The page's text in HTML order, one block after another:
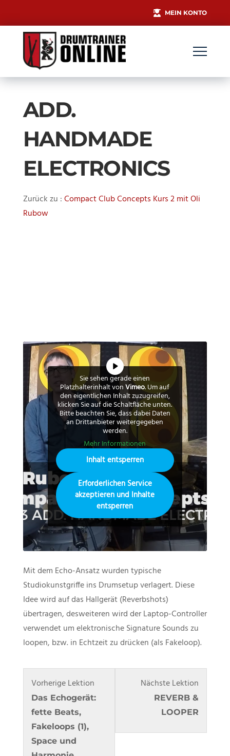
MEIN KONTO
ADD.
HANDMADE
ELECTRONICS
Zurück zu :Compact Club Concepts Kurs 2 mit Oli
Rubow
Sie sehen gerade einen
Platzhalterinhalt vonVimeo. Um auf
den eigentlichen Inhalt zuzugreifen,
klicken Sie auf die Schaltfläche unten.
Bitte beachten Sie, dass dabei Daten
an Drittanbieter weitergegeben
werden.
Mehr Informationen
Inhalt entsperren
Erforderlichen Service
akzeptieren und Inhalte
entsperren
Mit dem Echo-Ansatz wurden typische
Studiokunstgriffe ins Drumsetup verlagert. Diese
Idee wird auf das Hallgerät (Reverbshots)
übertragen, desweiteren wird der Laptop-Controller
verwendet um elektronische Signature Sounds zu
loopen, bzw. in Echtzeit zu drücken (als Fakeloop).
Vorherige Lektion
Das Echogerät:
fette Beats,
Fakeloops (1),
Space und
Nächste Lektion
REVERB &
LOOPER
Lesson
5
within